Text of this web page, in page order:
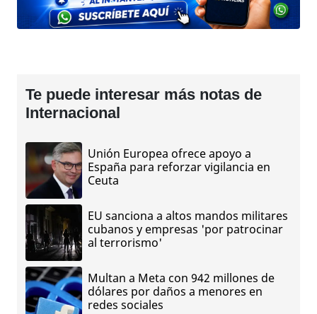
Te puede interesar más notas de
Internacional
Unión Europea ofrece apoyo a
España para reforzar vigilancia en
Ceuta
EU sanciona a altos mandos militares
cubanos y empresas 'por patrocinar
al terrorismo'
Multan a Meta con 942 millones de
dólares por daños a menores en
redes sociales